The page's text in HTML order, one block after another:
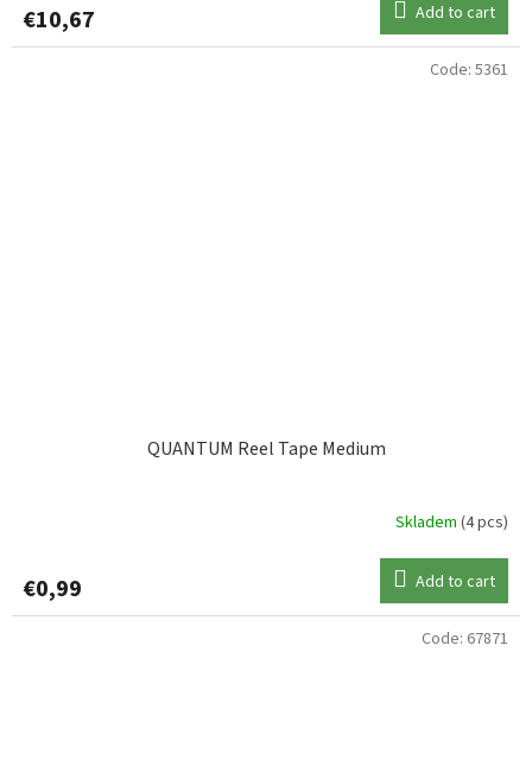
€10,67 Add to cart
QUANTUM Reel Tape Medium
Skladem (4 pcs)
€0,99 Add to cart
Code: 5361
Code: 67871